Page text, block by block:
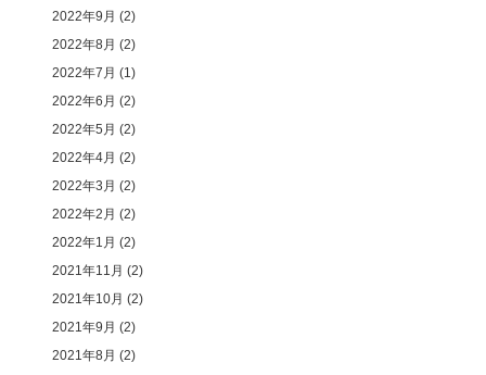
2022年9月 (2)
2022年8月 (2)
2022年7月 (1)
2022年6月 (2)
2022年5月 (2)
2022年4月 (2)
2022年3月 (2)
2022年2月 (2)
2022年1月 (2)
2021年11月 (2)
2021年10月 (2)
2021年9月 (2)
2021年8月 (2)